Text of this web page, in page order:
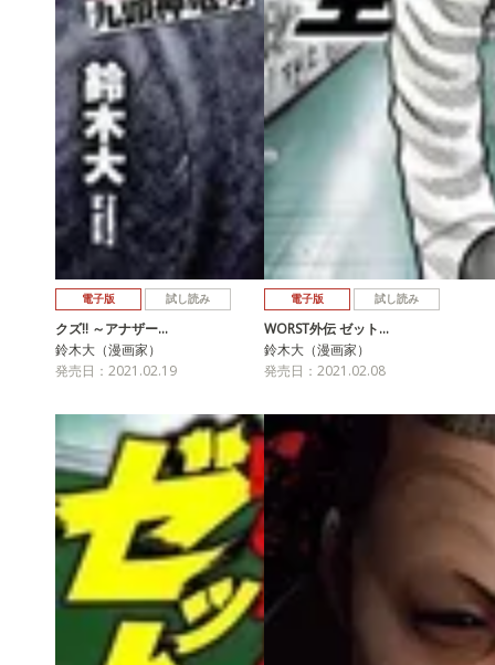
電子版 試し読み
クズ!! ～アナザー…
鈴木大（漫画家）
発売日：2021.02.19
電子版 試し読み
WORST外伝 ゼット…
鈴木大（漫画家）
発売日：2021.02.08